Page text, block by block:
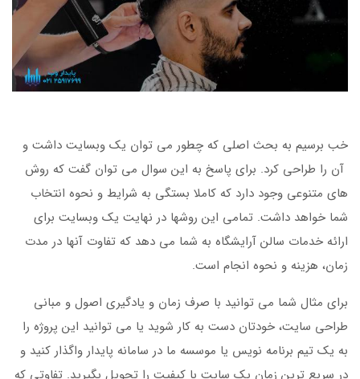
خب برسیم به بحث اصلی که چطور می توان یک وبسایت داشت و
آن را طراحی کرد. برای پاسخ به این سوال می توان گفت که روش
های متنوعی وجود دارد که کاملا بستگی به شرایط و نحوه انتخاب
شما خواهد داشت. تمامی این روشها در نهایت یک وبسایت برای
ارائه خدمات سالن آرایشگاه به شما می دهد که تفاوت آنها در مدت
زمان، هزینه و نحوه انجام است.
برای مثال شما می توانید با صرف زمان و یادگیری اصول و مبانی
طراحی سایت، خودتان دست به کار شوید یا می توانید این پروژه را
به یک تیم برنامه نویس یا موسسه ما در سامانه پایدار واگذار کنید و
در سریع ترین زمان یک سایت با کیفیت را تحویل بگیرید. تفاوتی که